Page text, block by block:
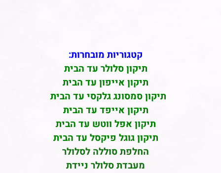
קטגוריות מובחרות:
תיקון סלולר עד הבית
תיקון אייפון עד הבית
תיקון סמסונג גלקסי עד הבית
תיקון אייפד עד הבית
תיקון אפל ווטש עד הבית
תיקון גוגל פיקסל עד הבית
החלפת סוללה לסלולר
מעבדת סלולר ניידת